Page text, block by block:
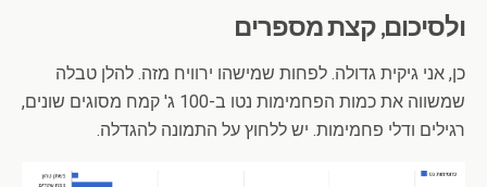
ולסיכום, קצת מספרים
כן, אני גיקית גדולה. לפחות שמישהו ירוויח מזה. להלן טבלה
שמשווה את כמות הפחמימות נטו ב-100 ג' קמח מסוגים שונים,
רגילים ודלי פחמימות. יש ללחוץ על התמונה להגדלה.